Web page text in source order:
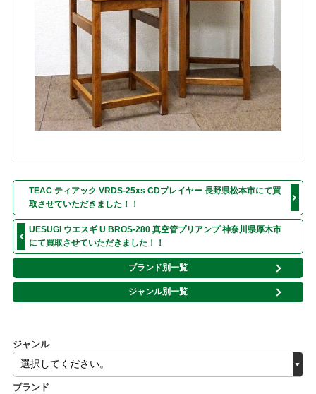
ジャンル
ブランド
TEAC ティアック VRDS-25xs CDプレイヤー 長野県松本市にて買
取させていただきました！！
UESUGI ウエスギ U BROS-280 真空管プリアンプ 神奈川県厚木市
にて買取させていただきました！！
ブランド別一覧
ジャンル別一覧